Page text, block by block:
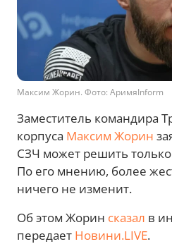
Максим Жорин. Фото: АримяInform
Заместитель командира
корпуса Максим Жорин
СЗЧ может решить
По его мнению, более
ничего не изменит.
Об этом Жорин сказал в
передает Новини.LIVE.